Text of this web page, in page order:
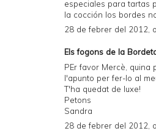
especiales para tartas
la cocción los bordes
28 de febrer del 2012,
Els fogons de la
PEr favor Mercè, quina
l'apunto per fer-lo al
T'ha quedat de luxe!
Petons
Sandra
28 de febrer del 2012,